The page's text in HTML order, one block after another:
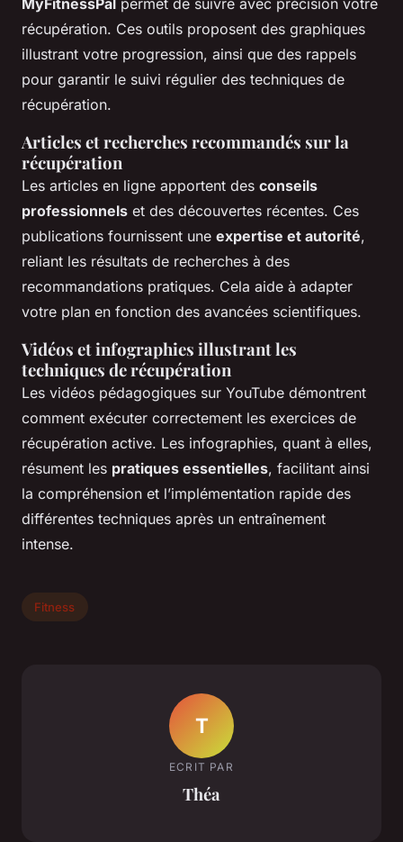
MyFitnessPal permet de suivre avec précision votre
récupération. Ces outils proposent des graphiques
illustrant votre progression, ainsi que des rappels
pour garantir le suivi régulier des techniques de
récupération.
Articles et recherches recommandés sur la
récupération
Les articles en ligne apportent des conseils
professionnels et des découvertes récentes. Ces
publications fournissent une expertise et autorité,
reliant les résultats de recherches à des
recommandations pratiques. Cela aide à adapter
votre plan en fonction des avancées scientifiques.
Vidéos et infographies illustrant les
techniques de récupération
Les vidéos pédagogiques sur YouTube démontrent
comment exécuter correctement les exercices de
récupération active. Les infographies, quant à elles,
résument les pratiques essentielles, facilitant ainsi
la compréhension et l’implémentation rapide des
différentes techniques après un entraînement
intense.
Fitness
T
ECRIT PAR
Théa